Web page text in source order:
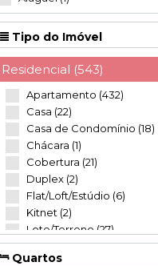
Tipo do Imóvel
Residencial (543)
Apartamento (432)
Casa (22)
Casa de Condomínio (18)
Chácara (1)
Cobertura (21)
Duplex (2)
Flat/Loft/Estúdio (6)
Kitnet (2)
Lote/Terreno (27)
Sobrado (12)
Quartos